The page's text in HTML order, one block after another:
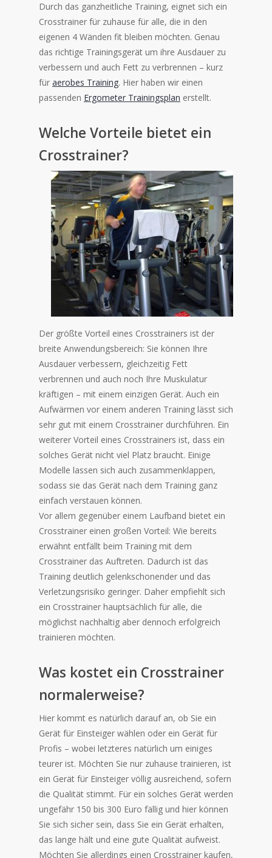
Durch das ganzheitliche Training, eignet sich ein
Crosstrainer für zuhause für alle, die in den
eigenen 4 Wänden fit bleiben möchten. Genau
das richtige Trainingsgerät um ihre Ausdauer zu
verbessern und auch Fett zu verbrennen – kurz
für aerobes Training. Hier haben wir einen
passenden Ergometer Trainingsplan erstellt.
Welche Vorteile bietet ein
Crosstrainer?
Der größte Vorteil eines Crosstrainers ist der
breite Anwendungsbereich: Sie können Ihre
Ausdauer verbessern, gleichzeitig Fett
verbrennen und auch noch Ihre Muskulatur
kräftigen – mit einem einzigen Gerät. Auch ein
Aufwärmen vor einem anderen Training lässt sich
sehr gut mit einem Crosstrainer durchführen. Ein
weiterer Vorteil eines Crosstrainers ist, dass ein
solches Gerät nicht viel Platz braucht. Einige
Modelle lassen sich auch zusammenklappen,
sodass sie das Gerät nach dem Training ganz
einfach verstauen können.
Vor allem gegenüber einem Laufband bietet ein
Crosstrainer einen großen Vorteil: Wie bereits
erwähnt entfällt beim Training mit dem
Crosstrainer das Auftreten. Dadurch ist das
Training deutlich gelenkschonender und das
Verletzungsrisiko geringer. Daher empfiehlt sich
ein Crosstrainer hauptsächlich für alle, die
möglichst nachhaltig aber dennoch erfolgreich
trainieren möchten.
Was kostet ein Crosstrainer
normalerweise?
Hier kommt es natürlich darauf an, ob Sie ein
Gerät für Einsteiger wählen oder ein Gerät für
Profis – wobei letzteres natürlich um einiges
teurer ist. Möchten Sie nur zuhause trainieren, ist
ein Gerät für Einsteiger völlig ausreichend, sofern
die Qualität stimmt. Für ein solches Gerät werden
ungefähr 150 bis 300 Euro fällig und hier können
Sie sich sicher sein, dass Sie ein Gerät erhalten,
das lange hält und eine gute Qualität aufweist.
Möchten Sie allerdings einen Crosstrainer kaufen,